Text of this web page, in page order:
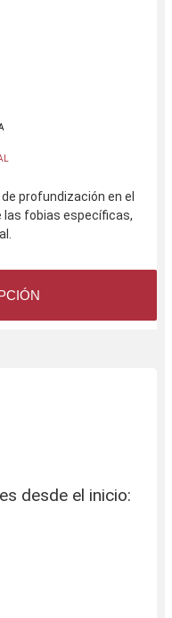
profundización en el
fobias específicas,
desde el inicio: